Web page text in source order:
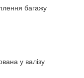
багажу
у валізу